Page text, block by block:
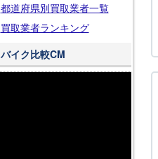
都道府県別買取業者一覧
買取業者ランキング
バイク比較CM